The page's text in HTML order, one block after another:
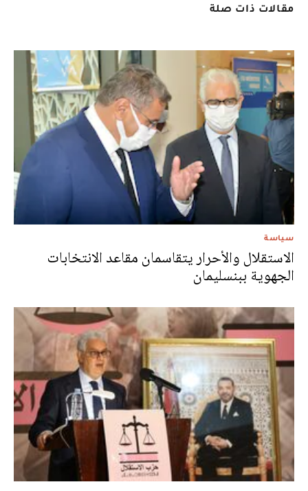
مقالات ذات صلة
سياسة
الاستقلال والأحرار يتقاسمان مقاعد الانتخابات
الجهوية ببنسليمان